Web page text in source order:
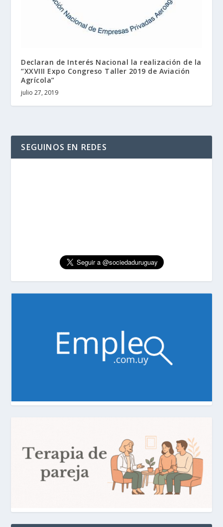
Declaran de Interés Nacional la realización de la
“XXVIII Expo Congreso Taller 2019 de Aviación
Agrícola”
julio 27, 2019
SEGUINOS EN REDES